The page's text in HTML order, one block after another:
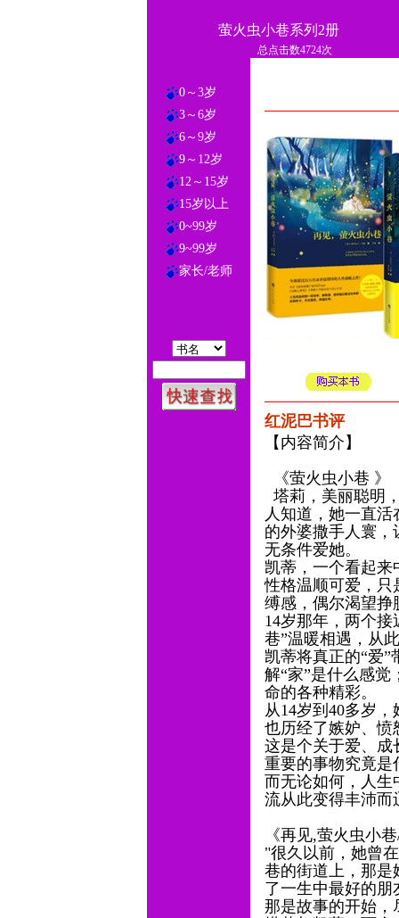
萤火虫小巷系列2册
总点击数4724次
0～3岁
3～6岁
6～9岁
9～12岁
12～15岁
15岁以上
0~99岁
9~99岁
家长/老师
红泥巴书评
【内容简介】
《萤火虫小巷 》
塔莉，美丽聪明
人知道，她一直
的外婆撒手人寰
无条件爱她。
凯蒂，一个看起
性格温顺可爱，只
缚感，偶尔渴望
14岁那年，两个
巷”温暖相遇，从
凯蒂将真正的“爱
解“家”是什么感
命的各种精彩。
从14岁到40多岁
也历经了嫉妒、
这是个关于爱、
重要的事物究竟
而无论如何，人生
流从此变得丰沛
《再见,萤火虫小
"很久以前，她曾
巷的街道上，那是
了一生中最好的
那是故事的开始